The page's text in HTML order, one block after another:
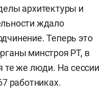
архитектуры и
ждало
Теперь это
минстроя РТ, в
те же люди. На сессии
работниках.